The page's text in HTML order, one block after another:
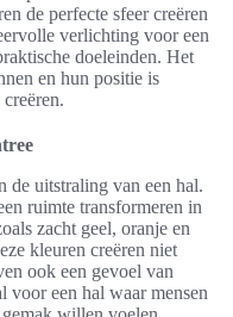
de perfecte sfeer creëren
verlichting voor een
doeleinden. Het
en hun positie is
de uitstraling van een hal.
ruimte transformeren in
zacht geel, oranje en
kleuren creëren niet
ook een gevoel van
een hal waar mensen